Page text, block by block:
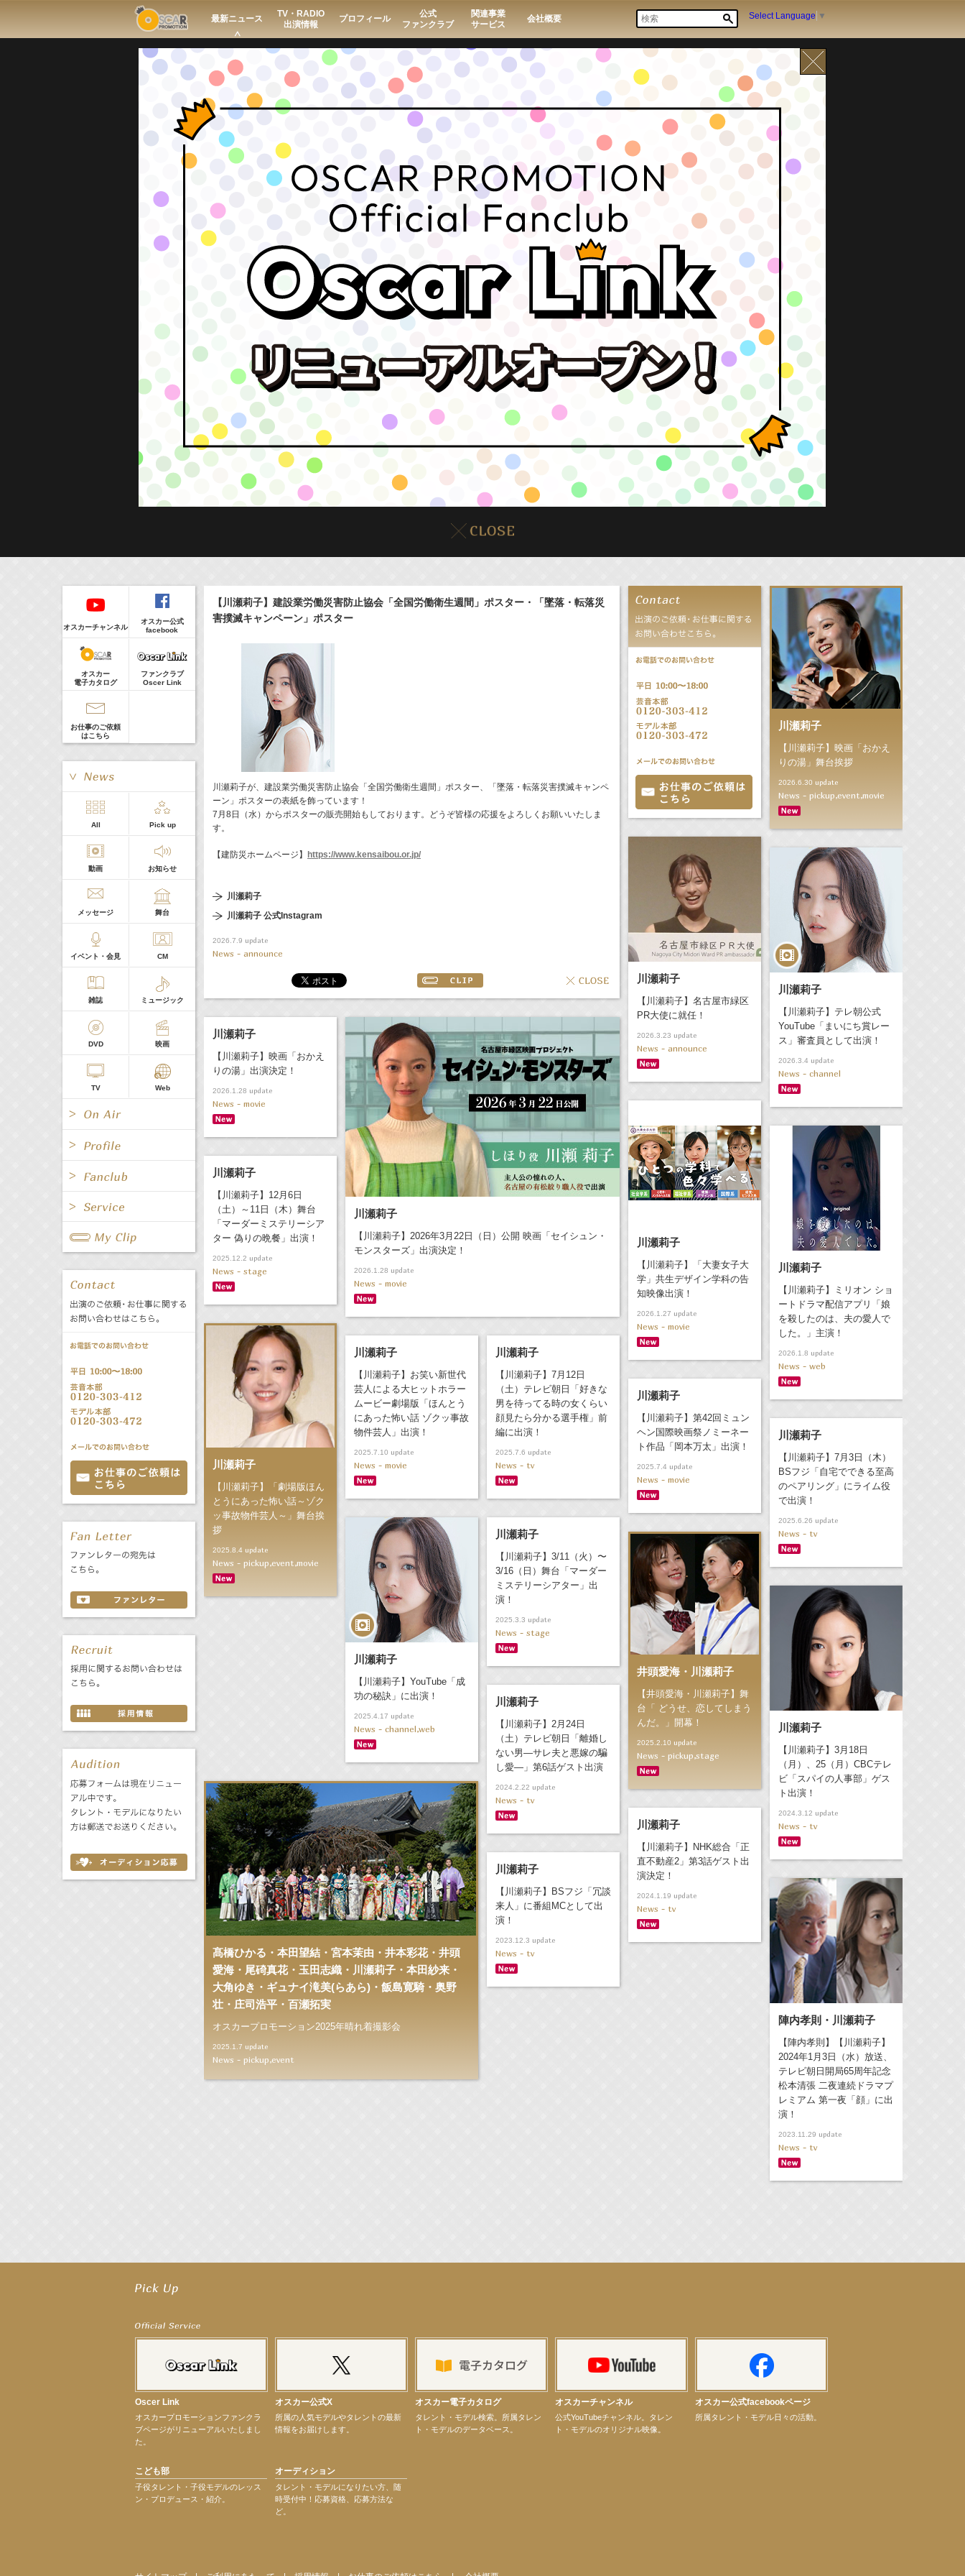
最新ニュース
TV・RADIO
出演情報
プロフィール
公式
ファンクラブ
関連事業
サービス
会社概要 Select Language ▼
8/7(Fri)
イベント
販売情報
17:10-17:30(Radio
河北麻友子のマユコレ！
Tシャツが乾くまで
庄司浩平
> More
【川瀬莉子】建設業労働災害防止協会「全国労働衛生週間」ポスター・「墜落・転落災
害撲滅キャンペーン」ポスター
川瀬莉子が、建設業労働災害防止協会「全国労働衛生週間」ポスター、「墜落・転落災害撲滅キャンペ
ーン」ポスターの表紙を飾っています！
7月8日（水）からポスターの販売開始もしております。どうぞ皆様の応援をよろしくお願いいたしま
す。
【建防災ホームページ】 https://www.kensaibou.or.jp/
川瀬莉子
川瀬莉子 公式Instagram
2026.7.9 update
News - announce
川瀬莉子
【川瀬莉子】映画「おかえ
りの湯」舞台挨拶
2026.6.30 update
News - pickup,event,movie
川瀬莉子
【川瀬莉子】名古屋市緑区
PR大使に就任！
2026.3.23 update
News - announce
川瀬莉子
【川瀬莉子】テレ朝公式
YouTube「まいにち賞レー
ス」審査員として出演！
2026.3.4 update
News - channel
川瀬莉子
【川瀬莉子】映画「おかえ
りの湯」出演決定！
2026.1.28 update
News - movie
川瀬莉子
【川瀬莉子】2026年3月22日（日）公開 映画「セイシュン・
モンスターズ」出演決定！
2026.1.28 update
News - movie
川瀬莉子
【川瀬莉子】「大妻女子大
学」共生デザイン学科の告
知映像出演！
2026.1.27 update
News - movie
川瀬莉子
【川瀬莉子】ミリオン ショ
ートドラマ配信アプリ「娘
を殺したのは、夫の愛人で
した。」主演！
2026.1.8 update
News - web
川瀬莉子
【川瀬莉子】12月6日
（土）～11日（木）舞台
「マーダーミステリーシア
ター 偽りの晩餐」出演！
2025.12.2 update
News - stage
川瀬莉子
【川瀬莉子】「劇場版ほん
とうにあった怖い話～ゾク
ッ事故物件芸人～」舞台挨
拶
2025.8.4 update
News - pickup,event,movie
川瀬莉子
【川瀬莉子】お笑い新世代
芸人による大ヒットホラー
ムービー劇場版「ほんとう
にあった怖い話 ゾクッ事故
物件芸人」出演！
2025.7.10 update
News - movie
川瀬莉子
【川瀬莉子】7月12日
（土）テレビ朝日「好きな
男を待ってる時の女くらい
顔見たら分かる選手権」前
編に出演！
2025.7.6 update
News - tv
川瀬莉子
【川瀬莉子】第42回ミュン
ヘン国際映画祭ノミーネー
ト作品「岡本万太」出演！
2025.7.4 update
News - movie
川瀬莉子
【川瀬莉子】7月3日（木）
BSフジ「自宅でできる至高
のペアリング」にライム役
で出演！
2025.6.26 update
News - tv
川瀬莉子
【川瀬莉子】YouTube「成
功の秘訣」に出演！
2025.4.17 update
News - channel,web
川瀬莉子
【川瀬莉子】3/11（火）〜
3/16（日）舞台「マーダー
ミステリーシアター」出
演！
2025.3.3 update
News - stage
井頭愛海・川瀬莉子
【井頭愛海・川瀬莉子】舞
台「 どうせ、恋してしまう
んだ。」開幕！
2025.2.10 update
News - pickup,stage
髙橋ひかる・本田望結・宮本茉由・井本彩花・井頭
愛海・尾碕真花・玉田志織・川瀬莉子・本田紗来・
大角ゆき・ギュナイ滝美(らあら)・飯島寛騎・奥野
壮・庄司浩平・百瀬拓実
オスカープロモーション2025年晴れ着撮影会
2025.1.7 update
News - pickup,event
川瀬莉子
【川瀬莉子】3月18日
（月）、25（月）CBCテレ
ビ「スパイの人事部」ゲス
ト出演！
2024.3.12 update
News - tv
川瀬莉子
【川瀬莉子】2月24日
（土）テレビ朝日「離婚し
ない男―サレ夫と悪嫁の騙
し愛―」第6話ゲスト出演
2024.2.22 update
News - tv
川瀬莉子
【川瀬莉子】NHK総合「正
直不動産2」第3話ゲスト出
演決定！
2024.1.19 update
News - tv
川瀬莉子
【川瀬莉子】BSフジ「冗談
来人」に番組MCとして出
演！
2023.12.3 update
News - tv
陣内孝則・川瀬莉子
【陣内孝則】【川瀬莉子】
2024年1月3日（水）放送、
テレビ朝日開局65周年記念
松本清張 二夜連続ドラマプ
レミアム 第一夜「顔」に出
演！
2023.11.29 update
News - tv
オスカーチャンネル
オスカー公式
facebook
オスカー
電子カタログ
ファンクラブ
Oscer Link
お仕事のご依頼
はこちら
All Pick up
動画 お知らせ
メッセージ 舞台
イベント・会見 CM
雑誌 ミュージック
DVD 映画
TV Web
Radio
Radio
All 女優/タレント
グループ
キャスター/レポーター
バラエティ 声優
文化事業部 クリエイター
誕生日 8/7
あ か
さ
た
な
は
ま
や
ら
わ
All Fanclub Page
All 関連事業
公式サービス
【笛木優子】8月13日（木）ドラマ『大空港〜GATE24〜』ゲスト出演決定！
【前川泰之】舞台「グレンギャリー・グレンロス」公演詳細解禁！
【elfin’】7thシングル『全世界』がFMたいはくでO.A.決定♪
【elfin’】7thシングル『全世界』がFM-UUでO.A.決定♪
【elfin’】7thシングル『全世界』がFM TANABEでO.A.決定♪
【昆虫ハンター牧田習】8月13日（木）プライムツリー赤池「ふれあい昆虫フェスティバル」トークショーゲスト出演！
【井頭愛海】『小さなお葬式』TV-CM出演！
【定本楓馬】WEB DIGVII 連載企画『東京23時』に登場！
【elfin’】7thシングル『全世界』がFMふくろうでパワープレイO.A.決定
【上戸彩】サントリー「−196」新CM出演！
【elfin’】【小倉舞子】8月9日（日）「MxM’s produce event vol.14」に出演決定！
【elfin’】【辻美優】8月28日（金）「辻美優(elfin’)グレイテスト・ショー」に出演決定！
【elfin’】9月27日（日）「Beauty Voice Theater Reboot Vol.3」開催決定！
Oscer Link
オスカープロモーションファンクラ
ブページがリニューアルいたしまし
た。
オスカー公式X
所属の人気モデルやタレントの最新
情報をお届けします。
オスカー電子カタログ
タレント・モデル検索。所属タレン
ト・モデルのデータベース。
オスカーチャンネル
公式YouTubeチャンネル。タレン
ト・モデルのオリジナル映像。
オスカー公式facebookページ
所属タレント・モデル日々の活動。
こども部
子役タレント・子役モデルのレッス
ン・プロデュース・紹介。
オーディション
タレント・モデルになりたい方、随
時受付中！応募資格、応募方法な
ど。
Regular
Guest
CLIP